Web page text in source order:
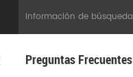
Preguntas Frecuentes